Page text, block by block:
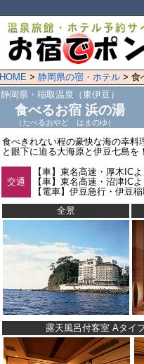
HOME > 静岡県の宿・ホテル > 食
静岡県・稲取温泉（東伊豆）
食べるお宿 浜の湯
（たべるおやど はまのゆ）
食べきれない程の豪快な海の幸料
と眼下に迫る大海原と伊豆七島を
交通
【車】東名高速・厚木IC
【車】東名高速・沼津IC
【電車】伊豆急行・伊豆
全景
露天風呂付客室 Aタイ